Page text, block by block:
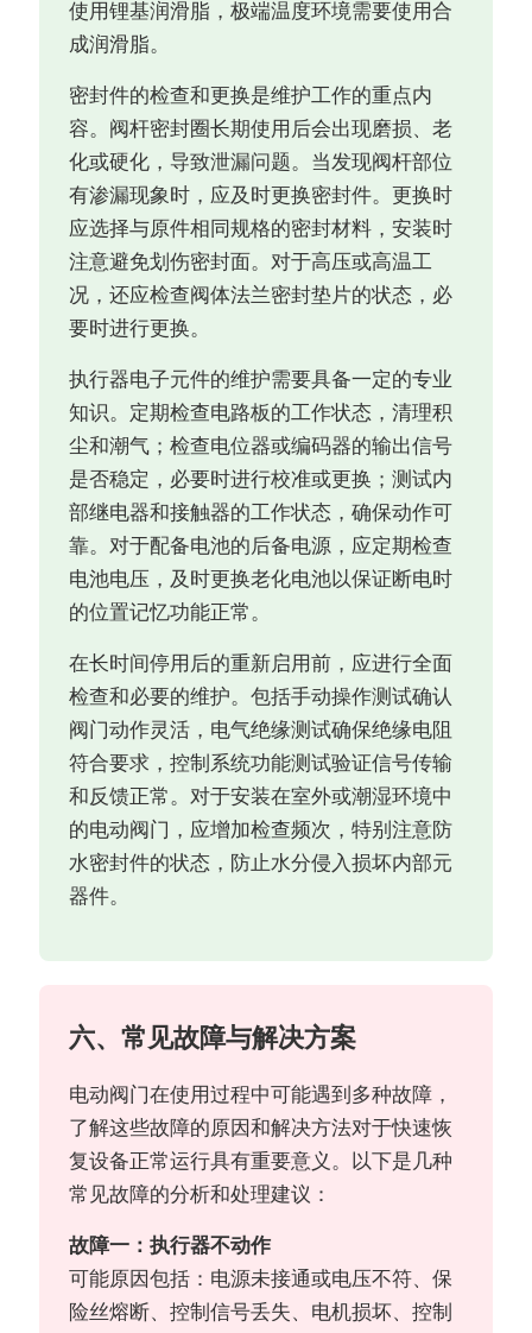
使用锂基润滑脂，极端温度环境需要使用合
成润滑脂。
密封件的检查和更换是维护工作的重点内
容。阀杆密封圈长期使用后会出现磨损、老
化或硬化，导致泄漏问题。当发现阀杆部位
有渗漏现象时，应及时更换密封件。更换时
应选择与原件相同规格的密封材料，安装时
注意避免划伤密封面。对于高压或高温工
况，还应检查阀体法兰密封垫片的状态，必
要时进行更换。
执行器电子元件的维护需要具备一定的专业
知识。定期检查电路板的工作状态，清理积
尘和潮气；检查电位器或编码器的输出信号
是否稳定，必要时进行校准或更换；测试内
部继电器和接触器的工作状态，确保动作可
靠。对于配备电池的后备电源，应定期检查
电池电压，及时更换老化电池以保证断电时
的位置记忆功能正常。
在长时间停用后的重新启用前，应进行全面
检查和必要的维护。包括手动操作测试确认
阀门动作灵活，电气绝缘测试确保绝缘电阻
符合要求，控制系统功能测试验证信号传输
和反馈正常。对于安装在室外或潮湿环境中
的电动阀门，应增加检查频次，特别注意防
水密封件的状态，防止水分侵入损坏内部元
器件。
六、常见故障与解决方案
电动阀门在使用过程中可能遇到多种故障，
了解这些故障的原因和解决方法对于快速恢
复设备正常运行具有重要意义。以下是几种
常见故障的分析和处理建议：
故障一：执行器不动作
可能原因包括：电源未接通或电压不符、保
险丝熔断、控制信号丢失、电机损坏、控制